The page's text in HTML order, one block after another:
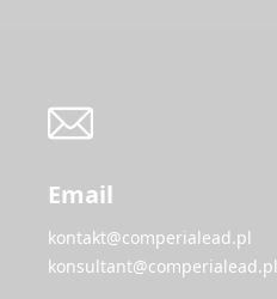
Email
kontakt@comperialead.pl
konsultant@comperialead.pl